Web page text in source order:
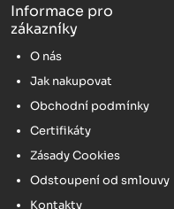
Informace pro
zákazníky
O nás
Jak nakupovat
Obchodní podmínky
Certifikáty
Zásady Cookies
Odstoupení od smlouvy
Kontakty